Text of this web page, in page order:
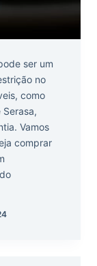
ser um
no
como
Vamos
comprar